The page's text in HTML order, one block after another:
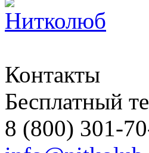
Контакты
Бесплатный
8 (800) 301-